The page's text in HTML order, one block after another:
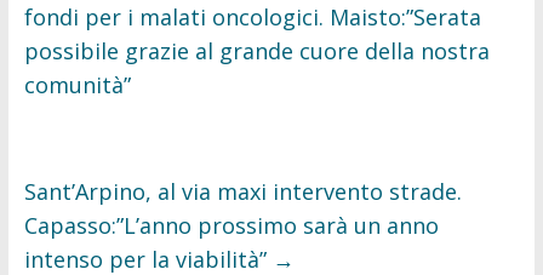
fondi per i malati oncologici. Maisto:”Serata
possibile grazie al grande cuore della nostra
comunità”
Sant’Arpino, al via maxi intervento strade.
Capasso:”L’anno prossimo sarà un anno
intenso per la viabilità” →